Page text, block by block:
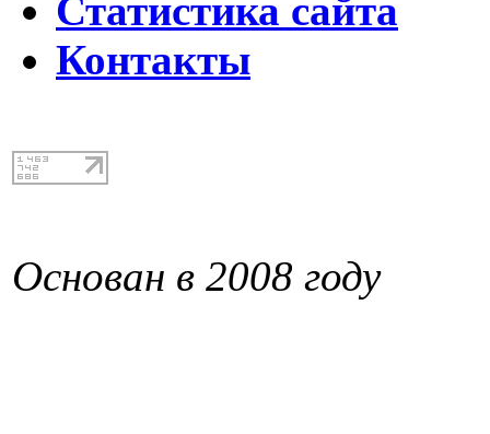
Статистика сайта
Контакты
Основан в 2008 году